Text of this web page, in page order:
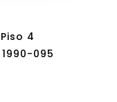
4
095